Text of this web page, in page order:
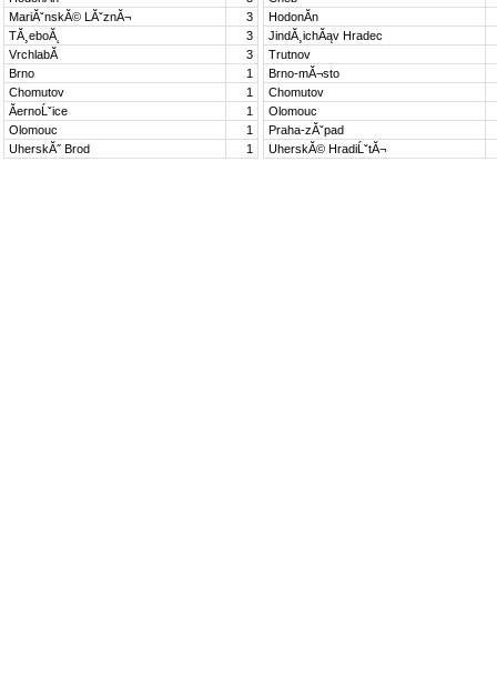
MariĂˇnskĂ© LĂˇznĂ¬
3
TĂ¸eboĂ˛
3
VrchlabĂ­
3
Brno
1
Chomutov
1
ĂernoĹˇice
1
Olomouc
1
UherskĂ˝ Brod
1
HodonĂ­n
JindĂ¸ichĂąv Hradec
Trutnov
Brno-mĂ¬sto
Chomutov
Olomouc
Praha-zĂˇpad
UherskĂ© HradiĹˇtĂ¬